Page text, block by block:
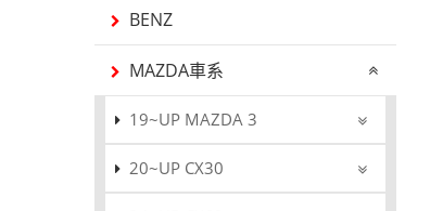
BENZ
MAZDA車系
19~UP MAZDA 3
20~UP CX30